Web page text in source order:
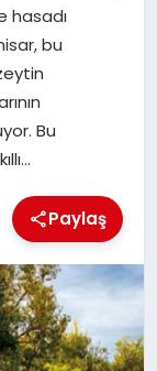
hasadı
bu
Bu
Paylaş